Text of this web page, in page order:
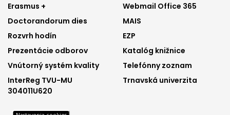
Footer
menu
1
Erasmus +
Doctorandorum dies
Rozvrh hodín
Prezentácie odborov
Vnútorný systém kvality
InterReg TVU-MU
304011U620
Footer
menu
2
Webmail Office 365
MAIS
EZP
Katalóg knižnice
Telefónny zoznam
Trnavská univerzita